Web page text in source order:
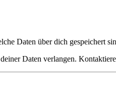
Daten über dich gespeichert
Daten verlangen.